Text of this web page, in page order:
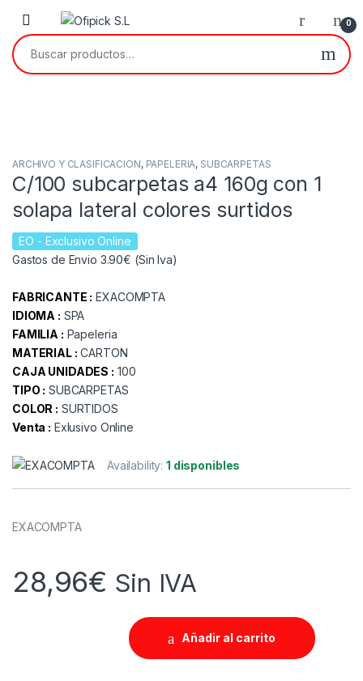
Skip to navigation
Skip to content
0
Buscar por:
ARCHIVO Y CLASIFICACION, PAPELERIA, SUBCARPETAS
C/100 subcarpetas a4 160g con 1
solapa lateral colores surtidos
EO - Exclusivo Online
Gastos de Envio 3.90€ (Sin Iva)
FABRICANTE : EXACOMPTA
IDIOMA : SPA
FAMILIA : Papeleria
MATERIAL : CARTON
CAJA UNIDADES : 100
TIPO : SUBCARPETAS
COLOR : SURTIDOS
Venta : Exlusivo Online
Availability:1 disponibles
EXACOMPTA
28,96€ Sin IVA
Añadir al carrito